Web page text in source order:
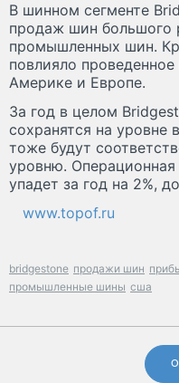
В шинном сегменте
продаж шин большого
промышленных шин.
повлияло
Америке и Европе.
За год в целом
сохранятся на уровне
тоже будут
уровню.
упадет за год на 2%,
www.topof.ru
bridgestone продажи шин
промышленные шины сша